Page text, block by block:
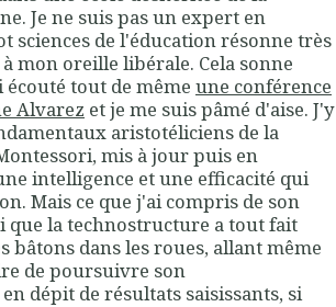
Je ne suis pas un expert en
sciences de l'éducation résonne très
mon oreille libérale. Cela sonne
tout de même une conférence
Alvarez et je me suis pâmé d'aise. J'y
aristotéliciens de la
mis à jour puis en
intelligence et une efficacité qui
Mais ce que j'ai compris de son
que la technostructure a tout fait
bâtons dans les roues, allant même
de poursuivre son
dépit de résultats saisissants, si